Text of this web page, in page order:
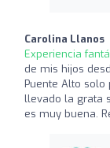
Carolina Llanos
Experiencia
de mis hijos
Puente Alto
llevado la grata
es muy buena.